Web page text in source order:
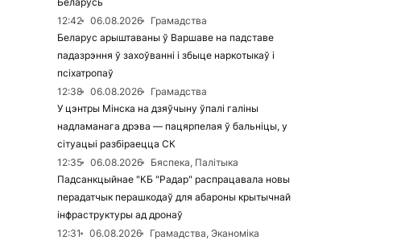
12:42
06.08.2026
Грамадства
Беларус арыштаваны ў Варшаве на падставе
падазрэння ў захоўванні і збыце наркотыкаў і
псіхатропаў
12:38
06.08.2026
Грамадства
У цэнтры Мінска на дзяўчыну ўпалі галіны
надламанага дрэва — пацярпелая ў бальніцы, у
сітуацыі разбіраецца СК
12:35
06.08.2026
Бяспека, Палітыка
Падсанкцыйнае "КБ "Радар" распрацавала новы
перадатчык перашкодаў для абароны крытычнай
інфраструктуры ад дронаў
12:31
06.08.2026
Грамадства, Эканоміка